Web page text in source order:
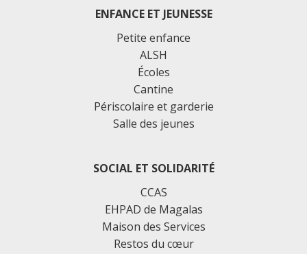
ENFANCE ET JEUNESSE
Petite enfance
ALSH
Écoles
Cantine
Périscolaire et garderie
Salle des jeunes
SOCIAL ET SOLIDARITÉ
CCAS
EHPAD de Magalas
Maison des Services
Restos du cœur